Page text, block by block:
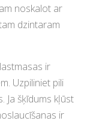
noskalot ar
dzintaram
ir
Uzpiliniet pili
Ja šķīdums kļūst
ir